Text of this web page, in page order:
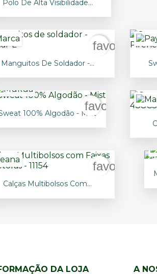
Polo De Alta Visibilidade...
 Vista rápida
Manguitos De Soldador -...
 Vista rápida
100% Algodão - Mist
 Vista rápida
Calças Multibolsos Com...
DA LOJA A